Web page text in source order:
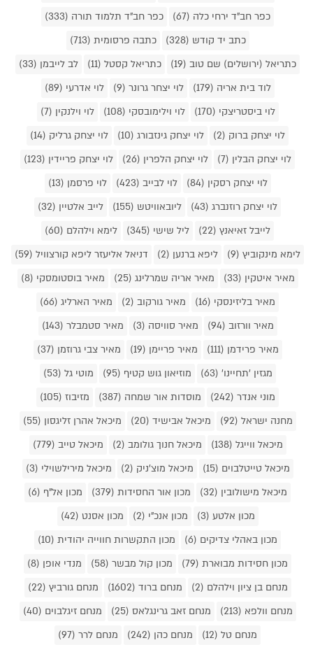
כפר חב"ד ירחי כלה (67)
כפר חב"ד תלמוד תורה (333)
כתב יד קודש (328)
כתבה פרסומית (713)
כתריאל (ירושלים) שם טוב (19)
כתריאל קסטל (11)
לב לייבמן (33)
לוד בית אריה (179)
לוי יצחר גרונר (9)
לוי אדרעי (89)
לוי ביסטריצקי (170)
לוי וילימובסקי (108)
לוי וילנקין (7)
לוי יצחק ברוק (2)
לוי יצחק גינזבורג (10)
לוי יצחק גרליק (14)
לוי יצחק הבלין (7)
לוי יצחק הלפרין (26)
לוי יצחק פריידין (123)
לוי יצחק רסקין (84)
לוי לבייב (423)
לוי פרסמן (13)
לוי יצחק רוזנברג (43)
ליובאוויטש (155)
לייב אלטיין (32)
לייבל זאיאנץ (22)
ליל שישי (345)
לימא וילהלם (60)
לימא מינקוביץ (9)
ליפא ברנען (2)
דניאל אליעזר ליפא קורצוויל (59)
מאיר איטקין (33)
מאיר אריה שמרלינג (25)
מאיר בוסטומסקי (8)
מאיר בליזינסקי (16)
מאיר גורקוב (2)
מאיר הארליג (66)
מאיר וורזוב (94)
מאיר סוויסה (3)
מאיר סטמבלר (143)
מאיר פרידמן (111)
מאיר פריימן (19)
מאיר צבי גרוזמן (37)
מגזין 'תחיינו' (63)
מוזיאון גוש קטיף (95)
מוטי גל (53)
מוני אנדר (242)
מוסדות אור שמחה (387)
מזיבוז (105)
מחנה ישראל (92)
מיכאל אבישיד (20)
מיכאל אהרן זליגסון (55)
מיכאל ווייגל (138)
מיכאל חנוך גולומב (2)
מיכאל טייב (779)
מיכאל טייטלבוים (15)
מיכאל מוצ'ניק (2)
מיכאל מירילשוילי (3)
מיכאל מישולובין (32)
מכון אור החסידות (379)
מכון אל"ף (6)
מכון אלטע (3)
מכון אנכ"י (2)
מכון אסנט (42)
מכון באהלי צדיקים (6)
מכון התקשרות חווייה יהודית (10)
מכון חסידות מבוארת (79)
מכון קול מבשר (58)
מנדי אופן (8)
מנחם בן ציון וילהלם (2)
מנחם ברוד (1602)
מנחם גורביץ (22)
מנחם וולפא (213)
מנחם זאב גרינגלאס (25)
מנחם זיגלבוים (40)
מנחם טל (12)
מנחם כהן (242)
מנחם לרר (97)